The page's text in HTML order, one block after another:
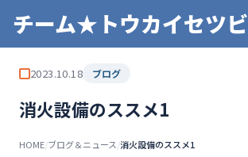
チーム★トウカイセツビ
2023.10.18 ブログ
消火設備のススメ1
HOME/ブログ＆ニュース/消火設備のススメ1